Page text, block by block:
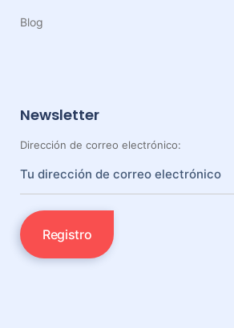
Blog
Newsletter
Dirección de correo electrónico: